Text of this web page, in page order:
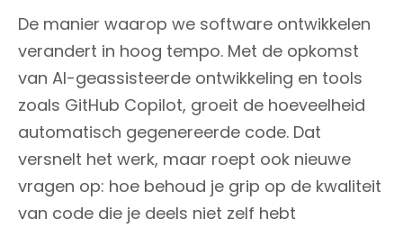
De manier waarop we software ontwikkelen
verandert in hoog tempo. Met de opkomst
van AI-geassisteerde ontwikkeling en tools
zoals GitHub Copilot, groeit de hoeveelheid
automatisch gegenereerde code. Dat
versnelt het werk, maar roept ook nieuwe
vragen op: hoe behoud je grip op de kwaliteit
van code die je deels niet zelf hebt